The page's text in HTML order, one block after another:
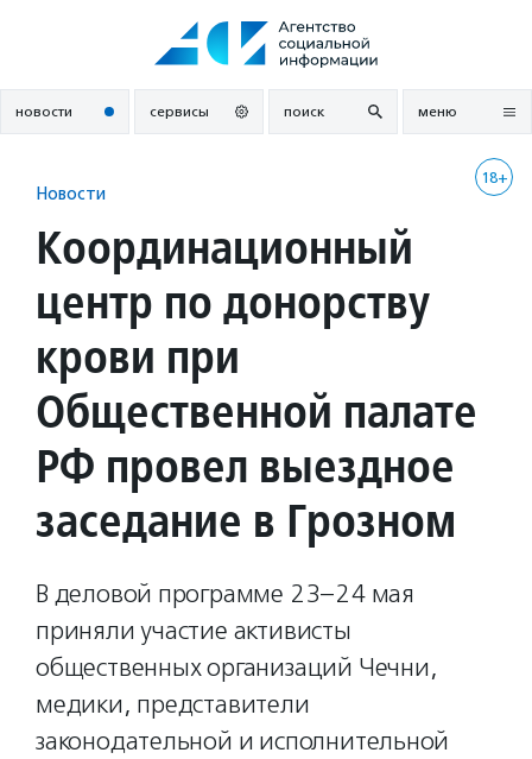
новости сервисы поиск меню
18+
Новости
Координационный
центр по донорству
крови при
Общественной палате
РФ провел выездное
заседание в Грозном
В деловой программе 23–24 мая
приняли участие активисты
общественных организаций Чечни,
медики, представители
законодательной и исполнительной